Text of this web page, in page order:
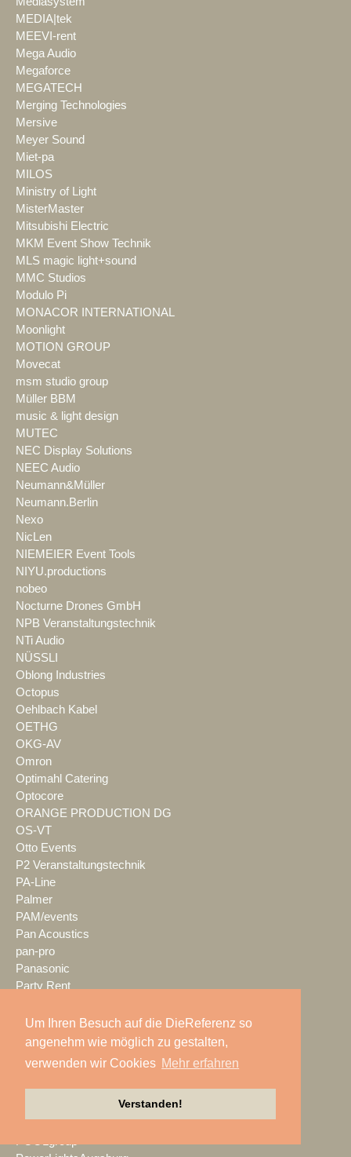
Um Ihren Besuch auf die DieReferenz so
angenehm wie möglich zu gestalten,
verwenden wir Cookies Mehr erfahren
Verstanden!
MEDIA|tek
MEEVI-rent
Mega Audio
Megaforce
MEGATECH
Merging Technologies
Mersive
Meyer Sound
Miet-pa
MILOS
Ministry of Light
MisterMaster
Mitsubishi Electric
MKM Event Show Technik
MLS magic light+sound
MMC Studios
Modulo Pi
MONACOR INTERNATIONAL
Moonlight
MOTION GROUP
Movecat
msm studio group
Müller BBM
music & light design
MUTEC
NEC Display Solutions
NEEC Audio
Neumann&Müller
Neumann.Berlin
Nexo
NicLen
NIEMEIER Event Tools
NIYU.productions
nobeo
Nocturne Drones GmbH
NPB Veranstaltungstechnik
NTi Audio
NÜSSLI
Oblong Industries
Octopus
Oehlbach Kabel
OETHG
OKG-AV
Omron
Optimahl Catering
Optocore
ORANGE PRODUCTION DG
OS-VT
Otto Events
P2 Veranstaltungstechnik
PA-Line
Palmer
PAM/events
Pan Acoustics
pan-pro
Panasonic
Party Rent
Peerless-AV
perfect sound
PK Sound